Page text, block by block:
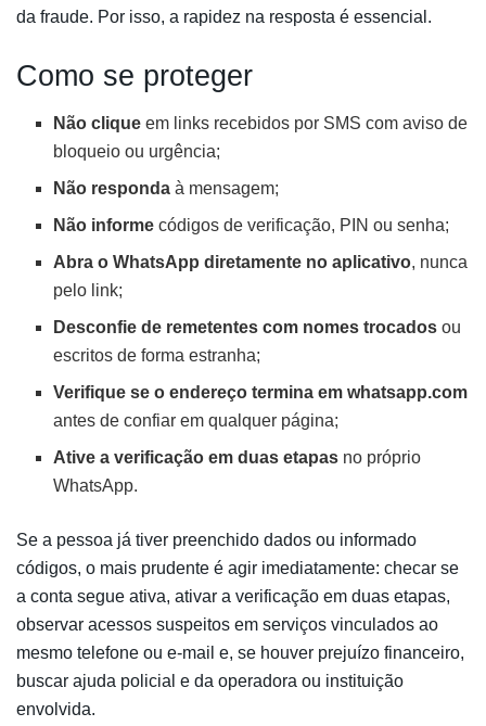
da fraude. Por isso, a rapidez na resposta é essencial.
Como se proteger
Não clique em links recebidos por SMS com aviso de
bloqueio ou urgência;
Não responda à mensagem;
Não informe códigos de verificação, PIN ou senha;
Abra o WhatsApp diretamente no aplicativo, nunca
pelo link;
Desconfie de remetentes com nomes trocados ou
escritos de forma estranha;
Verifique se o endereço termina em whatsapp.com
antes de confiar em qualquer página;
Ative a verificação em duas etapas no próprio
WhatsApp.
Se a pessoa já tiver preenchido dados ou informado
códigos, o mais prudente é agir imediatamente: checar se
a conta segue ativa, ativar a verificação em duas etapas,
observar acessos suspeitos em serviços vinculados ao
mesmo telefone ou e-mail e, se houver prejuízo financeiro,
buscar ajuda policial e da operadora ou instituição
envolvida.